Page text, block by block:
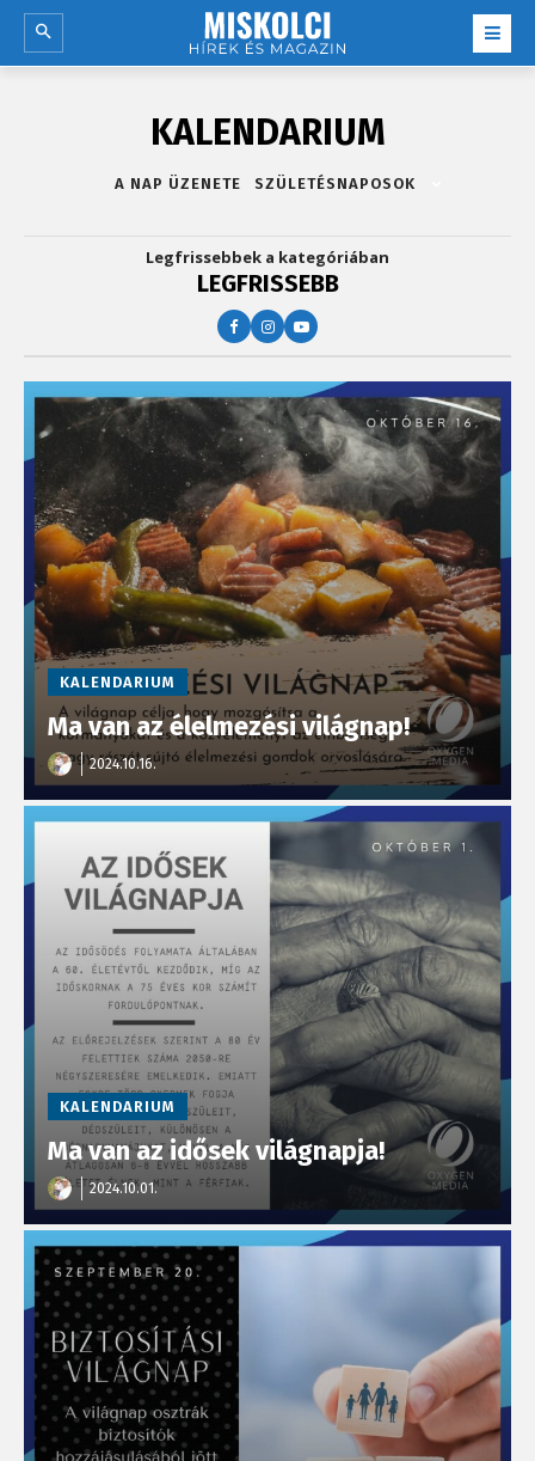
KALENDARIUM
A NAP ÜZENETE SZÜLETÉSNAPOSOK
Legfrissebbek a kategóriában
LEGFRISSEBB
KALENDARIUM
Ma van az élelmezési világnap!
2024.10.16.
KALENDARIUM
Ma van az idősek világnapja!
2024.10.01.